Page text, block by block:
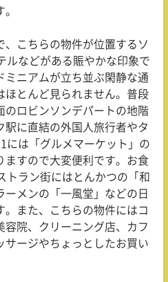
、こちらの物件が位置するソ
ルなどがある賑やかな印象で
ミニアムが立ち並ぶ閑静な通
ほとんど見られません。普段
のロビンソンデパートの地階
駅に直結の外国人旅行者やタ
には「グルメマーケット」の
ますので大変便利です。お食
トラン街にはとんかつの「和
メンの「一風堂」などの日
。また、こちらの物件にはコ
容院、クリーニング店、カフ
サージやちょっとしたお買い